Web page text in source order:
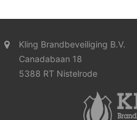
Kling Brandbeveiliging B.V.
Canadabaan 18
5388 RT Nistelrode